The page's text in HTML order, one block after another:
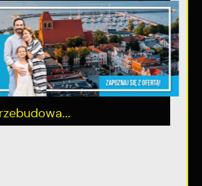
Kultury
2023 roku Gmina Miasta
o dofinansowanie